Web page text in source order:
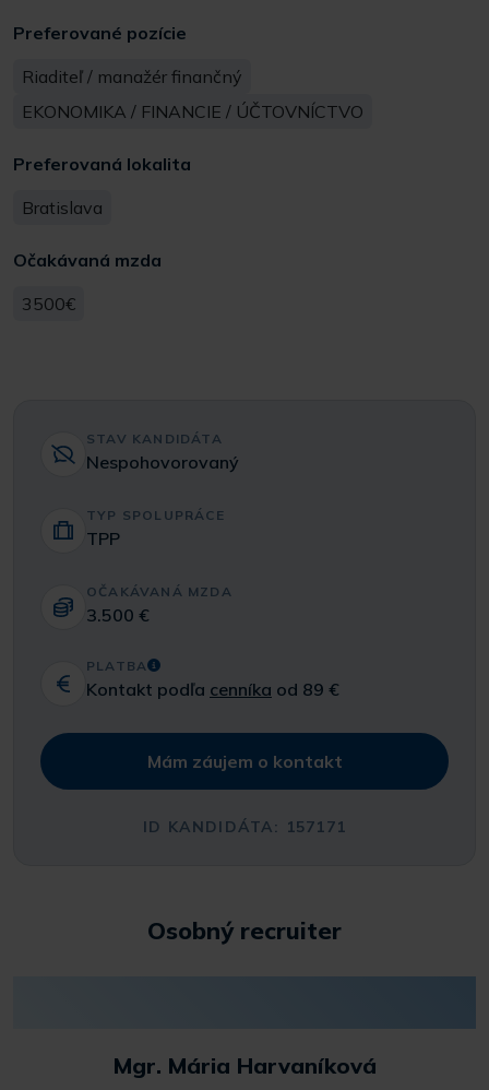
Preferované pozície
Riaditeľ / manažér finančný
EKONOMIKA / FINANCIE / ÚČTOVNÍCTVO
Preferovaná lokalita
Bratislava
Očakávaná mzda
3500€
STAV KANDIDÁTA
Nespohovorovaný
TYP SPOLUPRÁCE
TPP
OČAKÁVANÁ MZDA
3.500 €
PLATBA
Kontakt podľa cenníka od 89 €
Mám záujem o kontakt
ID KANDIDÁTA: 157171
Osobný recruiter
Mgr. Mária Harvaníková